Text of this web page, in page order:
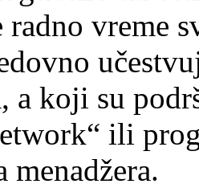
vreme
a koji su
ili
menadžera.